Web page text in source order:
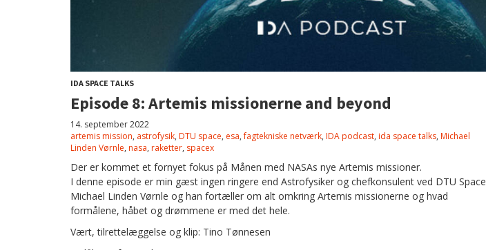
IDA SPACE TALKS
Episode 8: Artemis missionerne and beyond
14. september 2022
artemis mission, astrofysik, DTU space, esa,fagtekniske netværk, IDA podcast, ida space talks, Michael
Linden Vørnle, nasa, raketter, spacex
Der er kommet et fornyet fokus på Månen med NASAs nye Artemis missioner.
I denne episode er min gæst ingen ringere end Astrofysiker og chefkonsulent ved DTU Space
Michael Linden Vørnle og han fortæller om alt omkring Artemis missionerne og hvad
formålene, håbet og drømmene er med det hele.
Vært, tilrettelæggelse og klip: Tino Tønnesen